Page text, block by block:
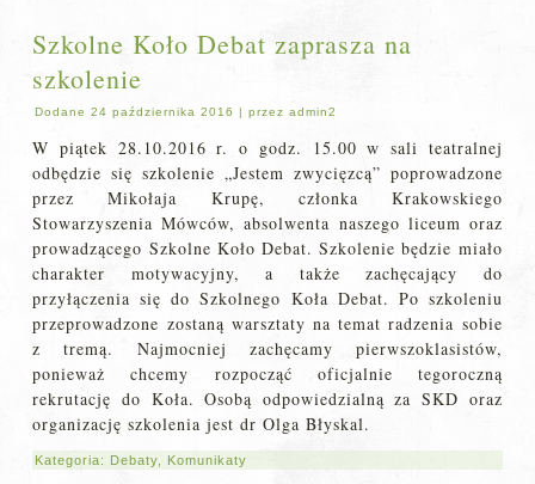
Szkolne Koło Debat zaprasza na
szkolenie
Dodane 24 października 2016 |przez admin2
W piątek 28.10.2016 r. o godz. 15.00 w sali teatralnej
odbędzie się szkolenie „Jestem zwycięzcą” poprowadzone
przez Mikołaja Krupę, członka Krakowskiego
Stowarzyszenia Mówców, absolwenta naszego liceum oraz
prowadzącego Szkolne Koło Debat. Szkolenie będzie miało
charakter motywacyjny, a także zachęcający do
przyłączenia się do Szkolnego Koła Debat. Po szkoleniu
przeprowadzone zostaną warsztaty na temat radzenia sobie
z tremą. Najmocniej zachęcamy pierwszoklasistów,
ponieważ chcemy rozpocząć oficjalnie tegoroczną
rekrutację do Koła. Osobą odpowiedzialną za SKD oraz
organizację szkolenia jest dr Olga Błyskal.
Kategoria: Debaty Komunikaty